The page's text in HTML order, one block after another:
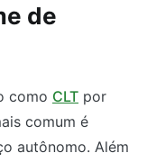
de
como CLT por
comum é
autônomo. Além